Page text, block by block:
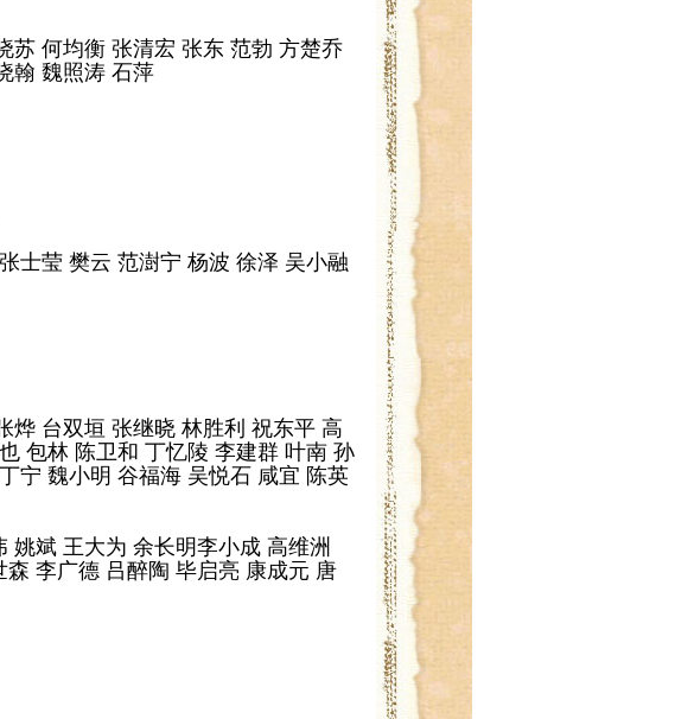
苏 何均衡 张清宏 张东 范勃 方楚乔
翰 魏照涛 石萍
士莹 樊云 范澍宁 杨波 徐泽 吴小融
烨 台双垣 张继晓 林胜利 祝东平 高
包林 陈卫和 丁忆陵 李建群 叶南 孙
宁 魏小明 谷福海 吴悦石 咸宜 陈英
姚斌 王大为 余长明李小成 高维洲
李广德 吕醉陶 毕启亮 康成元 唐